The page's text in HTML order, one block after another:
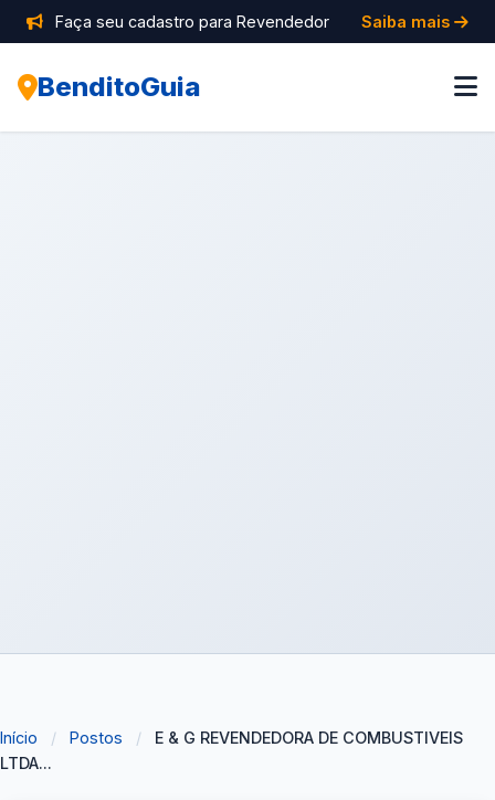
Faça seu cadastro para Revendedor Saiba mais
BenditoGuia
Início / Postos /
E & G REVENDEDORA DE COMBUSTIVEIS
LTDA...